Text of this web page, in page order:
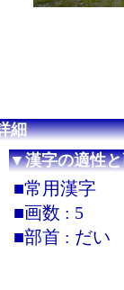
細
▼漢字の適性と
■常用漢字
■画数 : 5
■部首 : だい